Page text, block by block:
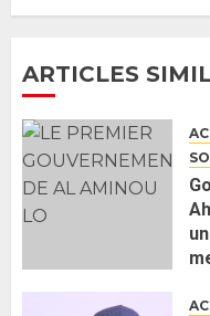
ARTICLES
4
5